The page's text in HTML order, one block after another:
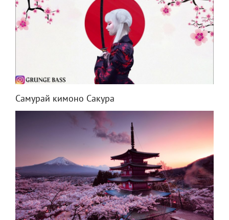
Самурай кимоно Сакура